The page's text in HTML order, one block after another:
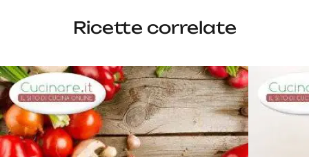
Ricette correlate